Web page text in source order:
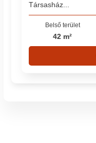
Társasház...
Belső terület
42 m²